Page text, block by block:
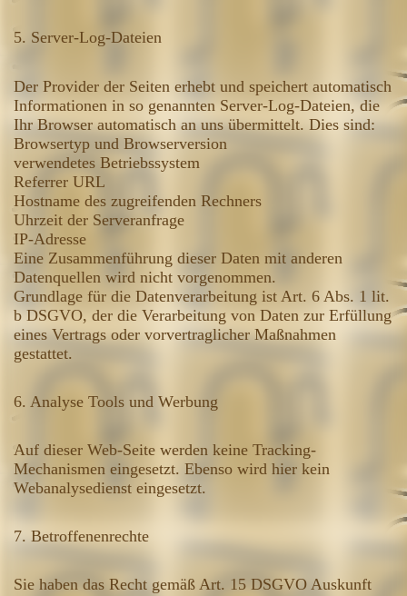
5. Server-Log-Dateien
Der Provider der Seiten erhebt und speichert automatisch
Informationen in so genannten Server-Log-Dateien, die
Ihr Browser automatisch an uns übermittelt. Dies sind:
Browsertyp und Browserversion
verwendetes Betriebssystem
Referrer URL
Hostname des zugreifenden Rechners
Uhrzeit der Serveranfrage
IP-Adresse
Eine Zusammenführung dieser Daten mit anderen
Datenquellen wird nicht vorgenommen.
Grundlage für die Datenverarbeitung ist Art. 6 Abs. 1 lit.
b DSGVO, der die Verarbeitung von Daten zur Erfüllung
eines Vertrags oder vorvertraglicher Maßnahmen
gestattet.
6. Analyse Tools und Werbung
Auf dieser Web-Seite werden keine Tracking-
Mechanismen eingesetzt. Ebenso wird hier kein
Webanalysedienst eingesetzt.
7. Betroffenenrechte
Sie haben das Recht gemäß Art. 15 DSGVO Auskunft